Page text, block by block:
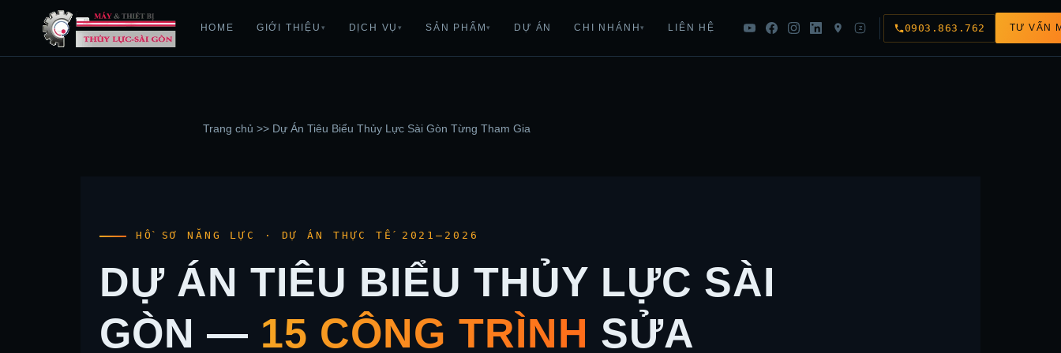
HOME GIỚI THIỆU ▾ DỊCH VỤ▾ SẢN PHẨM▾ DỰ ÁN CHI NHÁNH▾ LIÊN HỆ Z 0903.863.762 TƯ VẤN
Trang chủ >> Dự Án Tiêu Biểu Thủy Lực Sài Gòn Từng Tham Gia
HỒ SƠ NĂNG LỰC · DỰ ÁN THỰC TẾ 2021–2026
DỰ ÁN TIÊU BIỂU THỦY LỰC SÀI
GÒN — 15 CÔNG TRÌNH SỬA